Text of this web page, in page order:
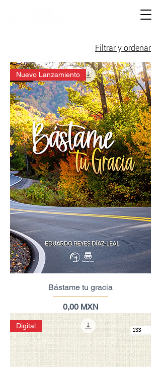
Filtrar y ordenar
Nuevo Lanzamiento
Bástame tu gracia
Precio
0,00 MXN
Digital